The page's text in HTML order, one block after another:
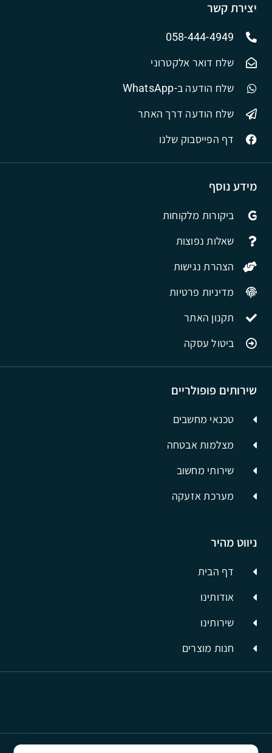
ניווט מהיר
דף הבית
אודותינו
שירותינו
חנות מוצרים
שירותים פופולריים
טכנאי מחשבים
מצלמות אבטחה
שירותי מחשוב
מערכת אזעקה
מידע נוסף
ביקורות מלקוחות
שאלות נפוצות
הצהרת נגישות
מדיניות פרטיות
תקנון האתר
ביטול עסקה
יצירת קשר
058-444-4949
שלח דואר אלקטרוני
שלח הודעה ב-WhatsApp
שלח הודעה דרך האתר
דף הפייסבוק שלנו